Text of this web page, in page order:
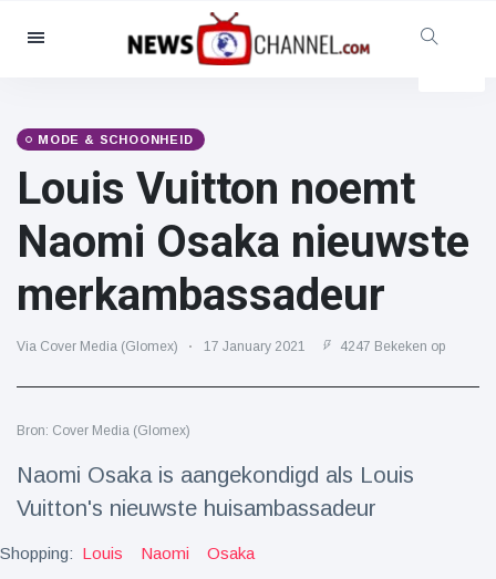
Categorieën
Maatschappelijk & Leuk
Bioscoop & TV
(81)
Beroemdheden
(13938)
Mode & Schoonheid
(122)
Eten & drinken
(79)
Levensstijl
Gezondheid & Fitness
(73)
Reizen & Avontuur
(77)
MODE & SCHOONHEID
Louis Vuitton noemt
Naomi Osaka nieuwste
merkambassadeur
Via Cover Media (Glomex) 17 January 2021 4247 Bekeken op
Bron: Cover Media (Glomex)
Naomi Osaka is aangekondigd als Louis
Vuitton's nieuwste huisambassadeur
Shopping: Louis Naomi Osaka